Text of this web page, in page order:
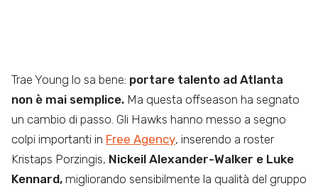
Trae Young lo sa bene: portare talento ad Atlanta
non è mai semplice. Ma questa offseason ha segnato
un cambio di passo. Gli Hawks hanno messo a segno
colpi importanti in Free Agency, inserendo a roster
Kristaps Porzingis, Nickeil Alexander-Walker e Luke
Kennard, migliorando sensibilmente la qualità del gruppo